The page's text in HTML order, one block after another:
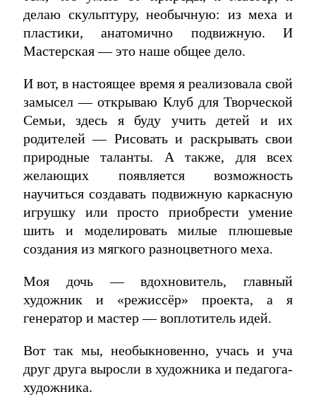
делаю скульптуру, необычную: из меха и
пластики, анатомично подвижную. И
Мастерская — это наше общее дело.
И вот, в настоящее время я реализовала свой
замысел — открываю Клуб для Творческой
Семьи, здесь я буду учить детей и их
родителей — Рисовать и раскрывать свои
природные таланты. А также, для всех
желающих появляется возможность
научиться создавать подвижную каркасную
игрушку или просто приобрести умение
шить и моделировать милые плюшевые
создания из мягкого разноцветного меха.
Моя дочь — вдохновитель, главный
художник и «режиссёр» проекта, а я
генератор и мастер — воплотитель идей.
Вот так мы, необыкновенно, учась и уча
друг друга выросли в художника и педагога-
художника.